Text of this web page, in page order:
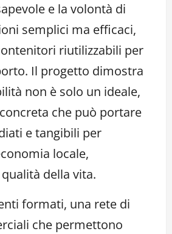
e la volontà di
semplici ma efficaci,
riutilizzabili per
Il progetto dimostra
non è solo un ideale,
che può portare
e tangibili per
locale,
della vita.
formati, una rete di
che permettono